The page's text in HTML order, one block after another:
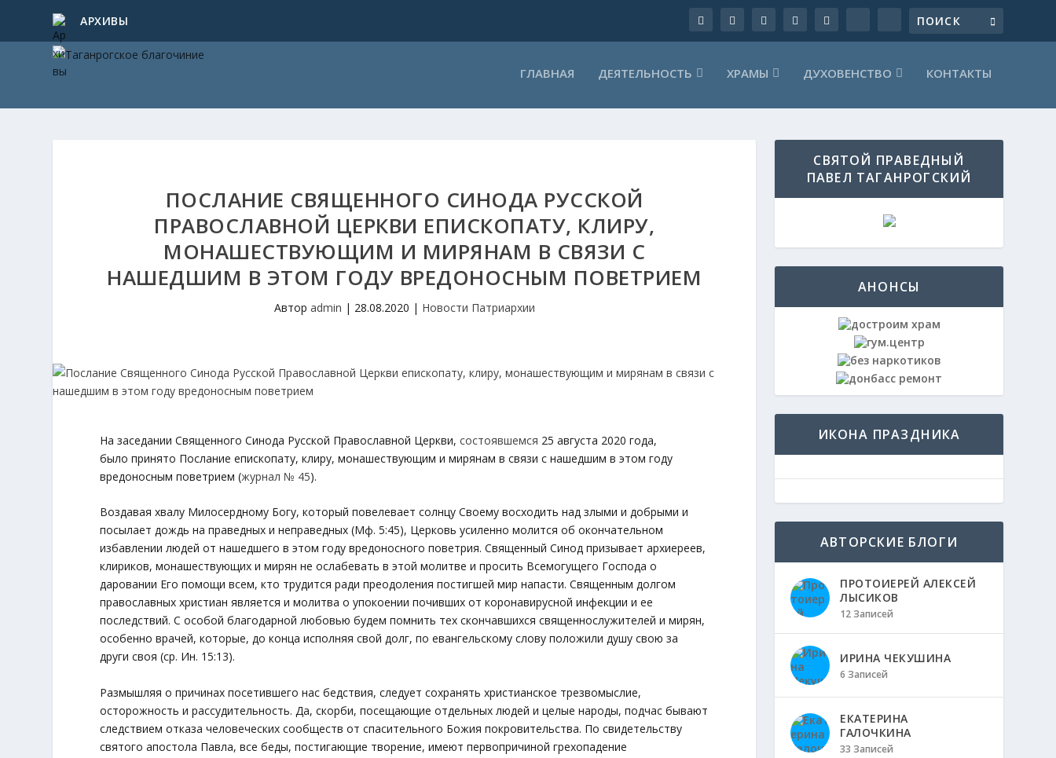
АРХИВЫ
ГЛАВНАЯ ДЕЯТЕЛЬНОСТЬ ХРАМЫ ДУХОВЕНСТВО КОНТАКТЫ
ПОСЛАНИЕ СВЯЩЕННОГО СИНОДА РУССКОЙ
ПРАВОСЛАВНОЙ ЦЕРКВИ ЕПИСКОПАТУ, КЛИРУ,
МОНАШЕСТВУЮЩИМ И МИРЯНАМ В СВЯЗИ С
НАШЕДШИМ В ЭТОМ ГОДУ ВРЕДОНОСНЫМ ПОВЕТРИЕМ
Автор admin | 28.08.2020 | Новости Патриархии
На заседании Священного Синода Русской Православной Церкви,состоявшемся 25 августа 2020 года,
было принято Послание епископату, клиру, монашествующим и мирянам в связи с нашедшим в этом году
вредоносным поветрием (журнал № 45).
Воздавая хвалу Милосердному Богу, которыйповелевает солнцу Своему восходить над злыми и добрыми и
посылает дождь на праведных и неправедных (Мф. 5:45), Церковь усиленно молится об окончательном
избавлении людей от нашедшего в этом году вредоносного поветрия. Священный Синод призывает архиереев,
клириков, монашествующих и мирян не ослабевать в этой молитве и просить Всемогущего Господа о
даровании Его помощи всем, кто трудится ради преодоления постигшей мир напасти. Священным долгом
православных христиан является и молитва о упокоении почивших от коронавирусной инфекции и ее
последствий. С особой благодарной любовью будем помнить тех скончавшихся священнослужителей и мирян,
особенно врачей, которые, до конца исполняя свой долг, по евангельскому слову положилидушу свою за
други своя (ср. Ин. 15:13).
Размышляя о причинах посетившего нас бедствия, следует сохранять христианское трезвомыслие,
осторожность и рассудительность. Да, скорби, посещающие отдельных людей и целые народы, подчас бывают
следствием отказа человеческих сообществ от спасительного Божия покровительства. По свидетельству
святого апостола Павла, все беды, постигающие творение, имеют первопричиной грехопадение
СВЯТОЙ ПРАВЕДНЫЙ
ПАВЕЛ ТАГАНРОГСКИЙ
АНОНСЫ
ИКОНА ПРАЗДНИКА
АВТОРСКИЕ БЛОГИ
ПРОТОИЕРЕЙ АЛЕКСЕЙ
ЛЫСИКОВ
12 Записей
ИРИНА ЧЕКУШИНА
6 Записей
ЕКАТЕРИНА
ГАЛОЧКИНА
33 Записей